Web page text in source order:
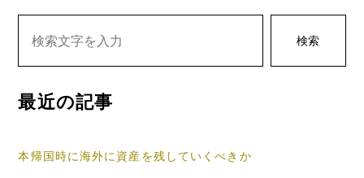
ゲ
ー
シ
ン
検索
最近の記事
本帰国時に海外に資産を残していくべきか